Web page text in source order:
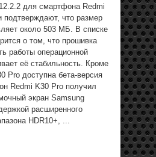
для смартфона Redmi
подтверждают, что размер
около 503 МБ. В списке
о том, что прошивка
работы операционной
её стабильность. Кроме
Pro доступна бета-версия
Redmi K30 Pro получил
экран Samsung
расширенного
HDR10+, ...